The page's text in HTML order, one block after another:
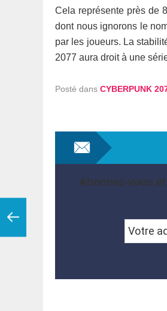
Cela représente près de
dont nous ignorons le
par les joueurs. La
2077 aura droit à une
Posté dans CYBERPUNK
Abonnez-vous